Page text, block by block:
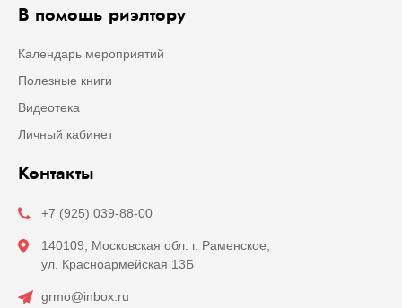
В помощь риэлтору
Календарь мероприятий
Полезные книги
Видеотека
Личный кабинет
Контакты
+7 (925) 039-88-00
140109, Московская обл. г. Раменское,
ул. Красноармейская 13Б
grmo@inbox.ru